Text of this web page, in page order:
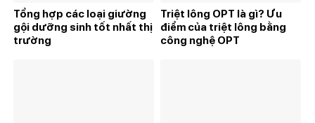
Tổng hợp các loại giường
gội dưỡng sinh tốt nhất thị
trường
Triệt lông OPT là gì? Ưu
điểm của triệt lông bằng
công nghệ OPT